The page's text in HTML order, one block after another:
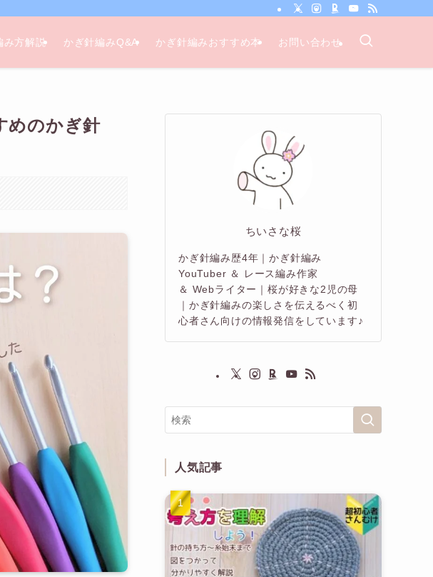
み方解説 かぎ針編みQ&A かぎ針編みおすすめ本 お問い合わせ
めのかぎ針
ちいさな桜
かぎ針編み歴4年｜かぎ針編み
YouTuber ＆ レース編み作家
＆ Webライター｜桜が好きな2児の母
｜かぎ針編みの楽しさを伝えるべく初
心者さん向けの情報発信をしています♪
人気記事